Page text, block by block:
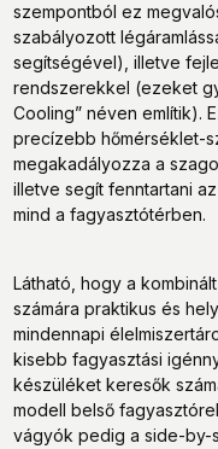
szempontból ez
szabályozott
segítségével), illetve
rendszerekkel (ezeket
Cooling” néven említik).
precízebb hőmérséklet-
megakadályozza a
illetve segít fenntartani
mind a fagyasztótérben.
Látható, hogy a
számára praktikus és
mindennapi
kisebb fagyasztási
készüléket keresők
modell belső
vágyók pedig a side-by-